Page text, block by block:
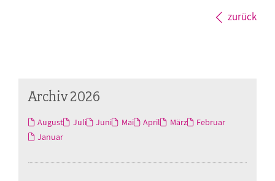
zurück
Archiv 2026
August Juli Juni Mai April März
Februar
Januar